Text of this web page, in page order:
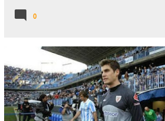
0
CD MIRANDÉS FICHAJES LEVANTE